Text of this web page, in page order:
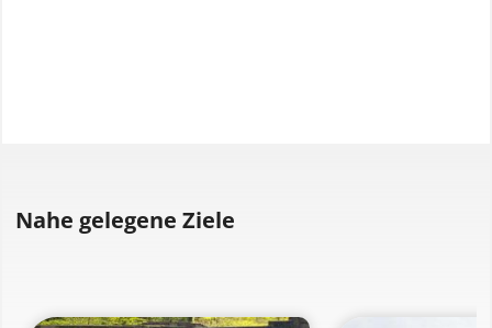
Nahe gelegene Ziele